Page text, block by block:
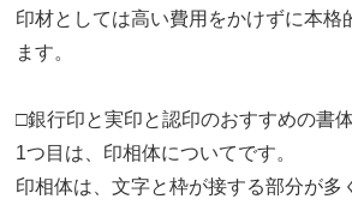
印材としては高い費用をかけずに本格
ます。
□銀行印と実印と認印のおすすめの書
1つ目は、印相体についてです。
印相体は、文字と枠が接する部分が多